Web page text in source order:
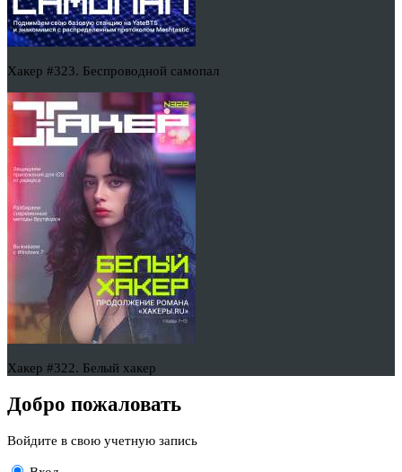
Хакер #323. Беспроводной самопал
Хакер #322. Белый хакер
Добро пожаловать
Войдите в свою учетную запись